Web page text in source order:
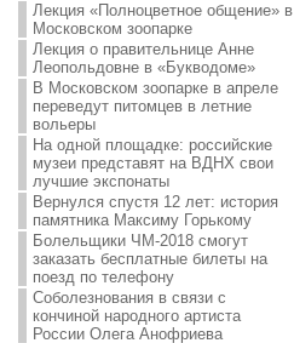
Лекция «Полноцветное общение» в
Московском зоопарке
Лекция о правительнице Анне
Леопольдовне в «Букводоме»
В Московском зоопарке в апреле
переведут питомцев в летние
вольеры
На одной площадке: российские
музеи представят на ВДНХ свои
лучшие экспонаты
Вернулся спустя 12 лет: история
памятника Максиму Горькому
Болельщики ЧМ-2018 смогут
заказать бесплатные билеты на
поезд по телефону
Соболезнования в связи с
кончиной народного артиста
России Олега Анофриева